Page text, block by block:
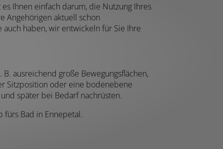
Ihnen einfach darum, die Nutzung Ihres
Angehörigen aktuell schon
haben, wir entwickeln für Sie Ihre
ausreichend große Bewegungsflächen,
Sitzposition oder eine bodenebene
später bei Bedarf nachrüsten.
fürs Bad in Ennepetal.